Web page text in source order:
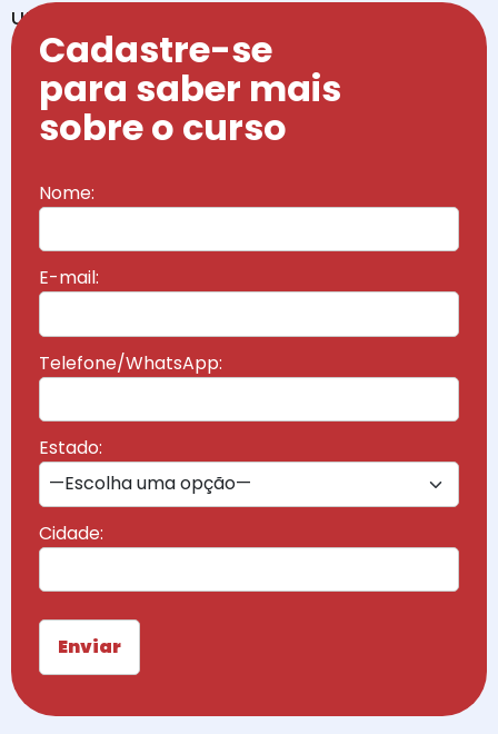
unidades.
A British and American é Centro
Aplicador Homologado 👍
Cadastre-se
para saber mais
sobre o curso
Nome:
E-mail:
Telefone/WhatsApp:
Estado:
Cidade: